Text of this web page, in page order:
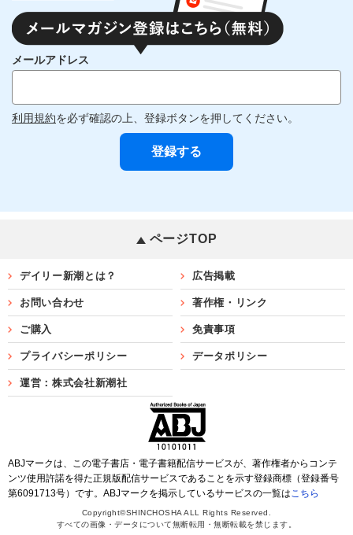
メールアドレス
利用規約を必ず確認の上、登録ボタンを押してください。
ページTOP
デイリー新潮とは？ 広告掲載
お問い合わせ 著作権・リンク
ご購入 免責事項
プライバシーポリシー データポリシー
運営：株式会社新潮社
ABJマークは、この電子書店・電子書籍配信サービスが、著作権者からコンテ
ンツ使用許諾を得た正規版配信サービスであることを示す登録商標（登録番号
第6091713号）です。ABJマークを掲示しているサービスの一覧は こちら
Copyright©SHINCHOSHA ALL Rights Reserved.
すべての画像・データについて無断転用・無断転載を禁じます。